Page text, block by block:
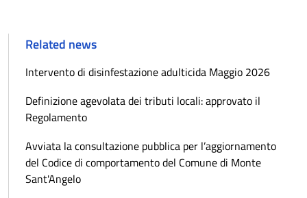
Related news
Intervento di disinfestazione adulticida Maggio 2026
Definizione agevolata dei tributi locali: approvato il
Regolamento
Avviata la consultazione pubblica per l’aggiornamento
del Codice di comportamento del Comune di Monte
Sant'Angelo